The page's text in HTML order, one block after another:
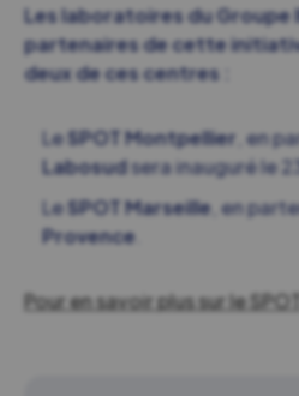
Les laboratoires du Groupe
partenaires de cette
deux de ces centres :
LeSPOT Montpellier , en
Labosudsera inauguré le
LeSPOT Marseille , en
Provence
Pour en savoir plus sur le